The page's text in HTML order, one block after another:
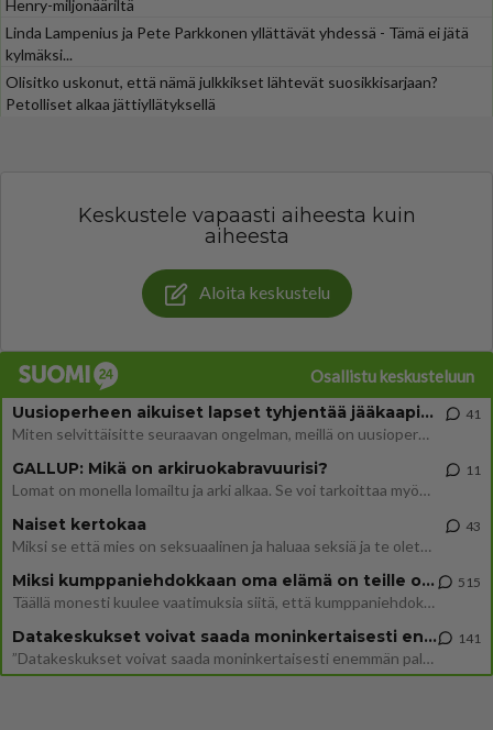
Henry-miljonääriltä
Linda Lampenius ja Pete Parkkonen yllättävät yhdessä - Tämä ei jätä
kylmäksi...
Olisitko uskonut, että nämä julkkikset lähtevät suosikkisarjaan?
Petolliset alkaa jättiyllätyksellä
Keskustele vapaasti aiheesta kuin
aiheesta
Aloita keskustelu
Osallistu keskusteluun
Uusioperheen aikuiset lapset tyhjentää jääkaapin käydessään
Miten selvittäisitte seuraavan ongelman, meillä on uusioperhe, minulla teini-ikäiset lapset ja puolisolla aikuiset, jotk
41
GALLUP: Mikä on arkiruokabravuurisi?
Lomat on monella lomailtu ja arki alkaa. Se voi tarkoittaa myös sitä, että grillailut on grillattu ja palataan arjen ruo
11
Naiset kertokaa
Miksi se että mies on seksuaalinen ja haluaa seksiä ja te olette hänen mielestänne haluttava on vastenmielistä? Mikä sii
43
Miksi kumppaniehdokkaan oma elämä on teille ongelma?
Täällä monesti kuulee vaatimuksia siitä, että kumppaniehdokkaalla ei saisi olla lemmikkejä, lapsia, kavereita, eksiä, su
515
Datakeskukset voivat saada moninkertaisesti enemmän palautuksia kuin mitä ne maksavat veroja
”Datakeskukset voivat saada moninkertaisesti enemmän palautuksia kuin mitä ne maksavat veroja”, sanoo professori Jussi K
141